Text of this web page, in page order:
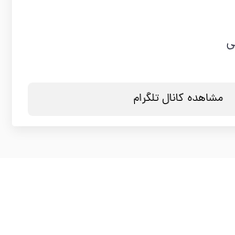
مشاهده کانال تلگرام